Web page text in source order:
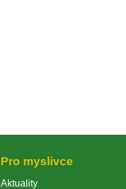
Pro myslivce
Aktuality